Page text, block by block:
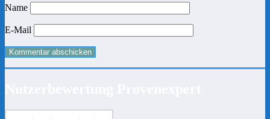
Name
E-Mail